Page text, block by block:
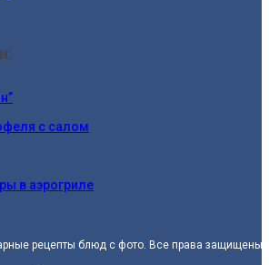
с салом
в аэрогриле
рецепты блюд с фото. Все права защищены.